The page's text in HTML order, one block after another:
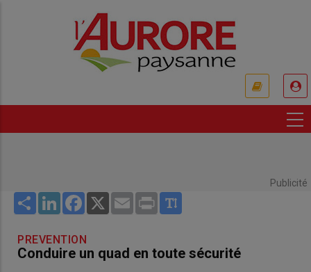
Publicité
Share LinkedInFacebook
X Email Print
PREVENTION
Conduire un quad en toute sécurité